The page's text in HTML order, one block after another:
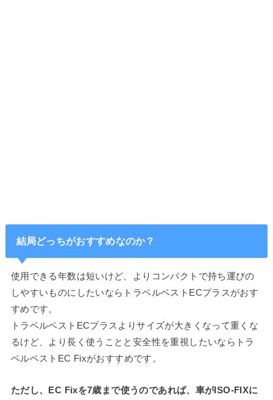
結局どっちがおすすめなのか？
使用できる年数は短いけど、よりコンパクトで持ち運びの
しやすいものにしたいならトラベルベストECプラスがおす
すめです。
トラベルベストECプラスよりサイズが大きくなって重くな
るけど、より長く使うことと安全性を重視したいならトラ
ベルベストEC Fixがおすすめです。
ただし、EC Fixを7歳まで使うのであれば、車がISO-FIXに